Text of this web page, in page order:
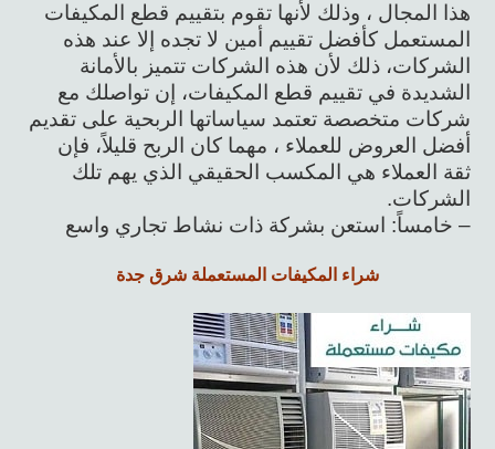
هذا المجال ، وذلك لأنها تقوم بتقييم قطع المكيفات
المستعمل كأفضل تقييم أمين لا تجده إلا عند هذه
الشركات، ذلك لأن هذه الشركات تتميز بالأمانة
الشديدة في تقييم قطع المكيفات، إن تواصلك مع
شركات متخصصة تعتمد سياساتها الربحية على تقديم
أفضل العروض للعملاء ، مهما كان الربح قليلاً، فإن
ثقة العملاء هي المكسب الحقيقي الذي يهم تلك
الشركات.
– خامساً: استعن بشركة ذات نشاط تجاري واسع
شراء المكيفات المستعملة شرق جدة